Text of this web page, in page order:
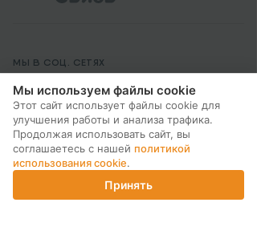
Корзина
МЫ В СОЦ. СЕТЯХ
ПОДПИСКА НА РАССЫЛКУ
Мы используем файлы cookie
Этот сайт использует файлы cookie для
улучшения работы и анализа трафика.
Продолжая использовать сайт, вы
соглашаетесь с нашей политикой
использования cookie.
Принять